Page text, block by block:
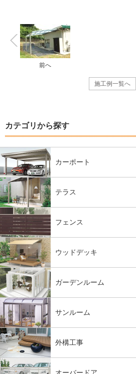
施工例一覧へ
前へ
カテゴリから探す
カーポート
テラス
フェンス
ウッドデッキ
ガーデンルーム
サンルーム
外構工事